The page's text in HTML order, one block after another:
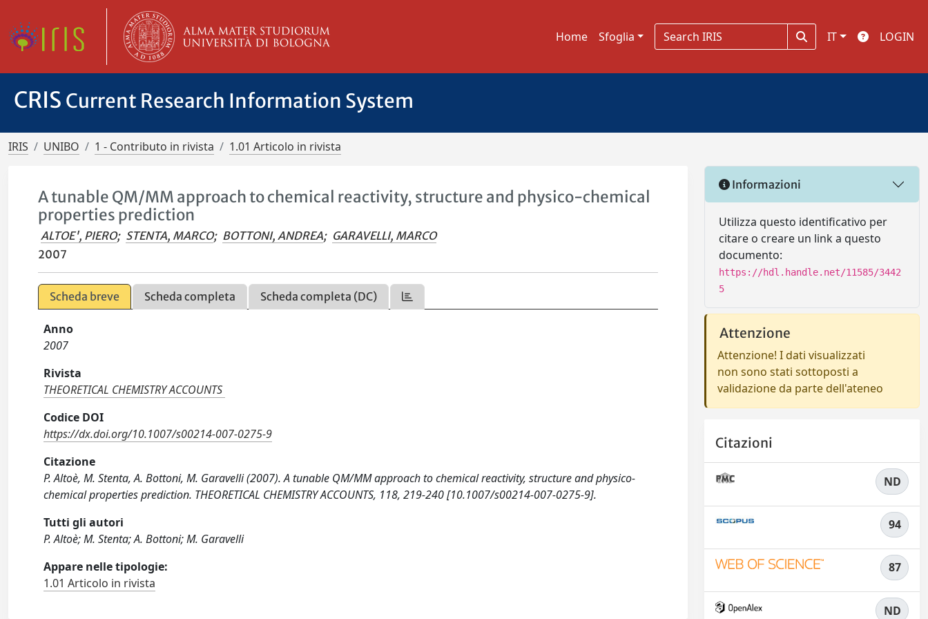
Home Sfoglia IT LOGIN
CRIS Current Research Information System
IRIS UNIBO 1 - Contributo in rivista 1.01 Articolo in rivista
A tunable QM/MM approach to chemical reactivity, structure and physico-chemical
properties prediction
ALTOE', PIERO; STENTA, MARCO; BOTTONI, ANDREA; GARAVELLI, MARCO
2007
Scheda breve Scheda completa Scheda completa (DC)
Anno
2007
Rivista
THEORETICAL CHEMISTRY ACCOUNTS
Codice DOI
https://dx.doi.org/10.1007/s00214-007-0275-9
Citazione
P. Altoè, M. Stenta, A. Bottoni, M. Garavelli (2007). A tunable QM/MM approach to chemical reactivity, structure and physico-
chemical properties prediction. THEORETICAL CHEMISTRY ACCOUNTS, 118, 219-240 [10.1007/s00214-007-0275-9].
Tutti gli autori
P. Altoè; M. Stenta; A. Bottoni; M. Garavelli
Appare nelle tipologie:
1.01 Articolo in rivista
Informazioni
Utilizza questo identificativo per
citare o creare un link a questo
documento:
https://hdl.handle.net/11585/3442
5
Attenzione
Attenzione! I dati visualizzati
non sono stati sottoposti a
validazione da parte dell'ateneo
Citazioni
ND
94
87
ND